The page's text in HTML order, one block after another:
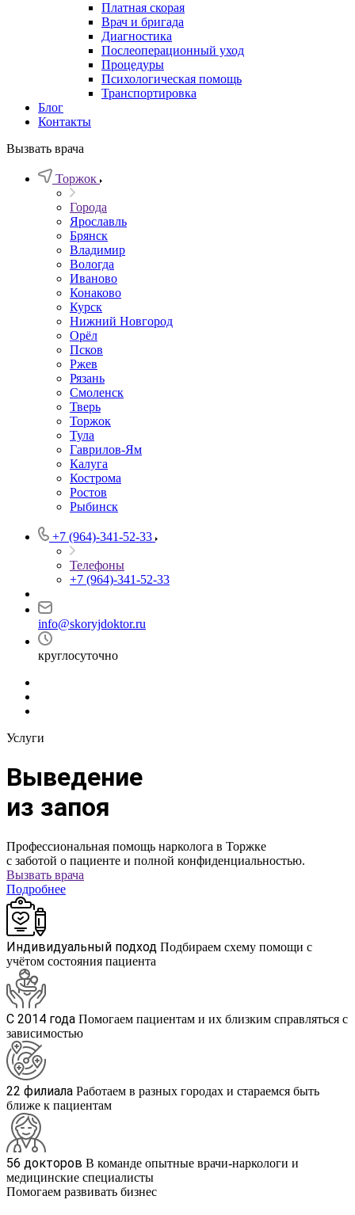
Платная скорая
Врач и бригада
Диагностика
Послеоперационный уход
Процедуры
Психологическая помощь
Транспортировка
Блог
Контакты
Вызвать врача
Торжок
Города
Ярославль
Брянск
Владимир
Вологда
Иваново
Конаково
Курск
Нижний Новгород
Орёл
Псков
Ржев
Рязань
Смоленск
Тверь
Торжок
Тула
Гаврилов-Ям
Калуга
Кострома
Ростов
Рыбинск
+7 (964)-341-52-33
Телефоны
+7 (964)-341-52-33
info@skoryjdoktor.ru
круглосуточно
Услуги
Выведение
из запоя
Профессиональная помощь нарколога в Торжке
с заботой о пациенте и полной конфиденциальностью.
Вызвать врача
Подробнее
Индивидуальный подход Подбираем схему помощи с
учётом состояния пациента
С 2014 года Помогаем пациентам и их близким справляться с
зависимостью
22 филиала Работаем в разных городах и стараемся быть
ближе к пациентам
56 докторов В команде опытные врачи-наркологи и
медицинские специалисты
Помогаем развивать бизнес